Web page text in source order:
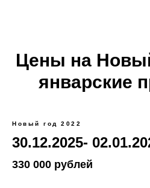
Цены на
январские
Новый год 2022
30.12.2025-
330 000 рублей